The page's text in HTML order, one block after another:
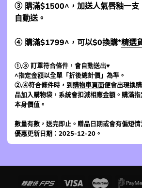
③ 購滿$1500^，加送人氣唇釉一支
自動送。
④ 購滿$1799^，可以$0換購*精選
①,③ 訂單符合條件，會自動送出♥
^指定金額以全單「折後總計價」為準。
②,④符合條件時，到購物車頁面便會出現換
品加入購物袋，系統會扣減相應金額。購滿
本身價值。
數量有數，送完即止。贈品日期或會有偏短情
優惠更新日期：2025-12-20。